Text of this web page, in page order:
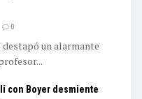
0
destapó un alarmante
con Boyer desmiente